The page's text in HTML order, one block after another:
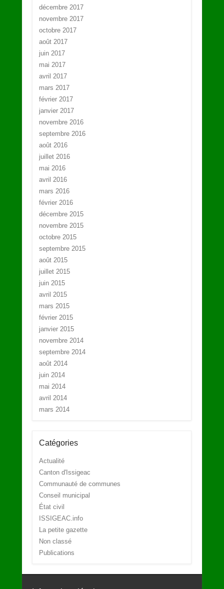
décembre 2017
novembre 2017
octobre 2017
août 2017
juin 2017
mai 2017
avril 2017
mars 2017
février 2017
janvier 2017
novembre 2016
septembre 2016
août 2016
juillet 2016
mai 2016
avril 2016
mars 2016
février 2016
décembre 2015
novembre 2015
octobre 2015
septembre 2015
août 2015
juillet 2015
juin 2015
avril 2015
mars 2015
février 2015
janvier 2015
novembre 2014
septembre 2014
août 2014
juin 2014
mai 2014
avril 2014
mars 2014
Catégories
Actualité
Canton d'Issigeac
Communauté de communes
Conseil municipal
État civil
ISSIGEAC.info
La petite gazette
Non classé
Publications